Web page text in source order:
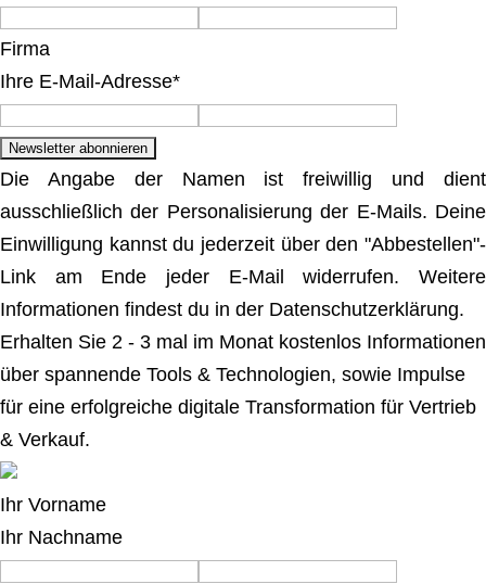
Firma
Ihre E-Mail-Adresse*
Die Angabe der Namen ist freiwillig und dient
ausschließlich der Personalisierung der E-Mails. Deine
Einwilligung kannst du jederzeit über den "Abbestellen"-
Link am Ende jeder E-Mail widerrufen. Weitere
Informationen findest du in der Datenschutzerklärung.
Erhalten Sie 2 - 3 mal im Monat kostenlos Informationen
über spannende Tools & Technologien, sowie Impulse
für eine erfolgreiche digitale Transformation für Vertrieb
& Verkauf.
Ihr Vorname
Ihr Nachname